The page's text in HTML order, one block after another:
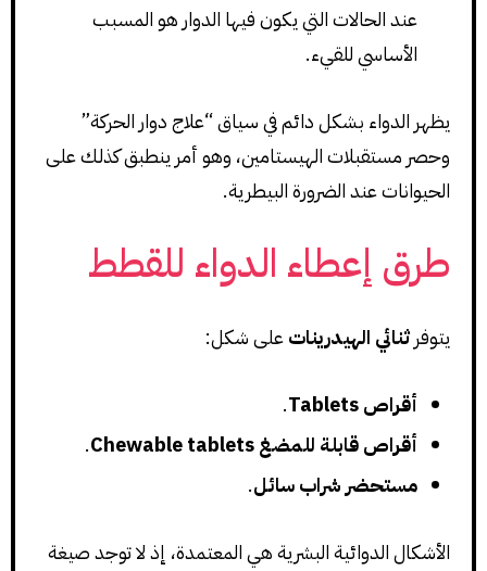
عند الحالات التي يكون فيها الدوار هو المسبب
الأساسي للقيء.
يظهر الدواء بشكل دائم في سياق “علاج دوار الحركة”
وحصر مستقبلات الهيستامين، وهو أمر ينطبق كذلك على
الحيوانات عند الضرورة البيطرية.
طرق إعطاء الدواء للقطط
يتوفرثنائي الهيدريناتعلى شكل:
أقراص Tablets
.
أقراص قابلة للمضغ Chewable tablets
.
مستحضر شراب سائل.
الأشكال الدوائية البشرية هي المعتمدة، إذ لا توجد صيغة